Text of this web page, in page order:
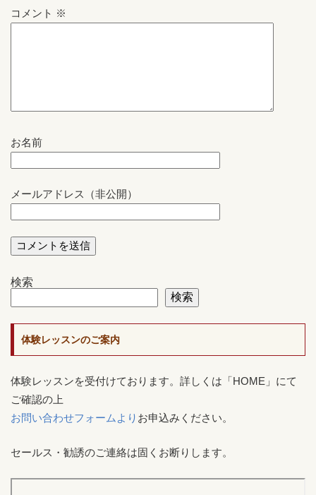
コメント ※
お名前
メールアドレス（非公開）
検索
検索
体験レッスンのご案内
体験レッスンを受付けております。詳しくは「HOME」にて
ご確認の上
お問い合わせフォームより お申込みください。
セールス・勧誘のご連絡は固くお断りします。